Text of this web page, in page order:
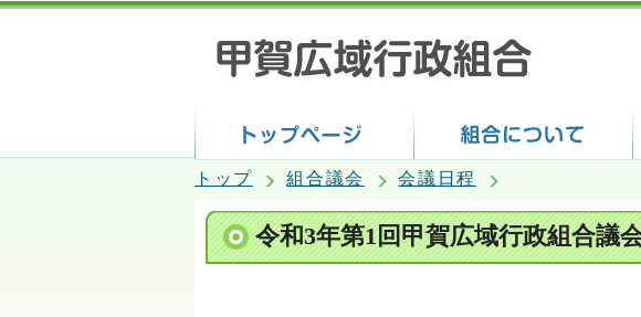
トップ 組合議会 会議日程
令和3年第1回甲賀広域行政組合議